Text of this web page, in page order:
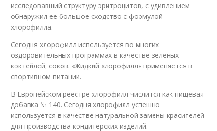
исследовавший структуру эритроцитов, с удивлением
обнаружил ее большое сходство с формулой
хлорофилла.
Сегодня хлорофилл используется во многих
оздоровительных программах в качестве зеленых
коктейлей, соков. «Жидкий хлорофилл» применяется в
спортивном питании.
В Европейском реестре хлорофилл числится как пищевая
добавка № 140. Сегодня хлорофилл успешно
используется в качестве натуральной замены красителей
для производства кондитерских изделий.